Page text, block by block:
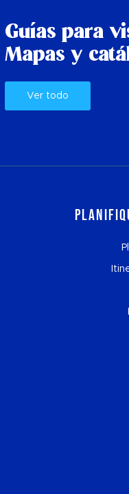
Guías para
Mapas y
Ver todo